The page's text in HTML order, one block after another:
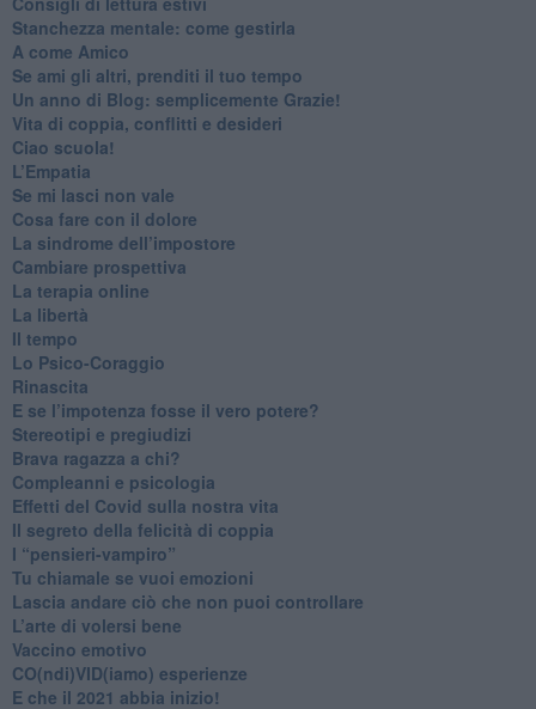
​Stanchezza mentale: come gestirla
​A come Amico
​Se ami gli altri, prenditi il tuo tempo
​Un anno di Blog: semplicemente Grazie!
​Vita di coppia, conflitti e desideri
​Ciao scuola!
​L’Empatia
​Se mi lasci non vale
Cosa fare con il dolore
​La sindrome dell’impostore
​Cambiare prospettiva
La terapia online
La libertà
​Il tempo
​Lo Psico-Coraggio
Rinascita
​E se l’impotenza fosse il vero potere?
Stereotipi e pregiudizi
​Brava ragazza a chi?
​Compleanni e psicologia
Effetti del Covid sulla nostra vita
Il segreto della felicità di coppia
​I “pensieri-vampiro”
​Tu chiamale se vuoi emozioni
​Lascia andare ciò che non puoi controllare
L’arte di volersi bene
​Vaccino emotivo
CO(ndi)VID(iamo) esperienze
​E che il 2021 abbia inizio!